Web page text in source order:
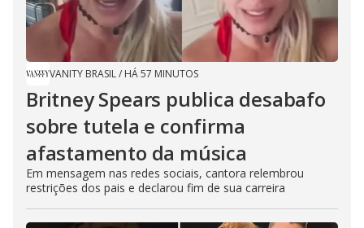
VANITY BRASIL/ HÁ 57 MINUTOS
Britney Spears publica desabafo
sobre tutela e confirma
afastamento da música
Em mensagem nas redes sociais, cantora relembrou
restrições dos pais e declarou fim de sua carreira